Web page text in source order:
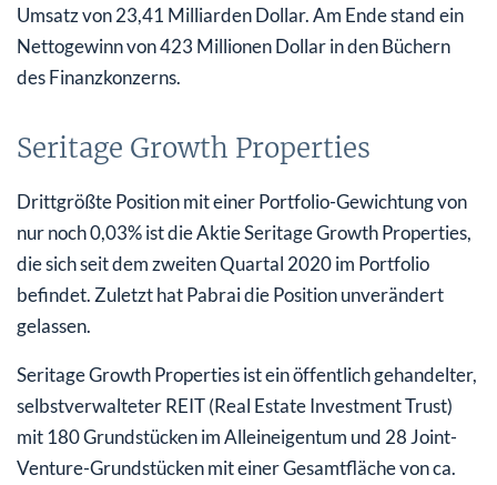
Umsatz von 23,41 Milliarden Dollar. Am Ende stand ein
Nettogewinn von 423 Millionen Dollar in den Büchern
des Finanzkonzerns.
Seritage Growth Properties
Drittgrößte Position mit einer Portfolio-Gewichtung von
nur noch 0,03% ist die Aktie Seritage Growth Properties,
die sich seit dem zweiten Quartal 2020 im Portfolio
befindet. Zuletzt hat Pabrai die Position unverändert
gelassen.
Seritage Growth Properties ist ein öffentlich gehandelter,
selbstverwalteter REIT (Real Estate Investment Trust)
mit 180 Grundstücken im Alleineigentum und 28 Joint-
Venture-Grundstücken mit einer Gesamtfläche von ca.